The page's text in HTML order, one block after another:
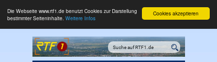
Cookies akzeptieren
Die Webseite www.rtf1.de benutzt Cookies zur Darstellung
bestimmter Seiteninhalte. Weitere Infos